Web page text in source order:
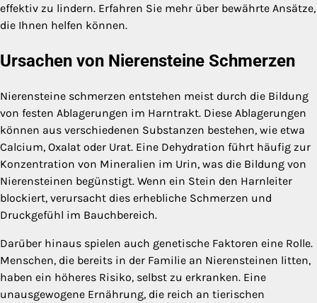
effektiv zu lindern. Erfahren Sie mehr über bewährte Ansätze,
die Ihnen helfen können.
Ursachen von Nierensteine Schmerzen
Nierensteine schmerzen entstehen meist durch die Bildung
von festen Ablagerungen im Harntrakt. Diese Ablagerungen
können aus verschiedenen Substanzen bestehen, wie etwa
Calcium, Oxalat oder Urat. Eine Dehydration führt häufig zur
Konzentration von Mineralien im Urin, was die Bildung von
Nierensteinen begünstigt. Wenn ein Stein den Harnleiter
blockiert, verursacht dies erhebliche Schmerzen und
Druckgefühl im Bauchbereich.
Darüber hinaus spielen auch genetische Faktoren eine Rolle.
Menschen, die bereits in der Familie an Nierensteinen litten,
haben ein höheres Risiko, selbst zu erkranken. Eine
unausgewogene Ernährung, die reich an tierischen